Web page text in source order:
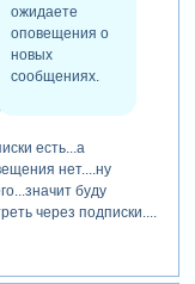
ожидаете
оповещения о
новых
сообщениях.
есть...а
нет....ну
буду
через подписки....